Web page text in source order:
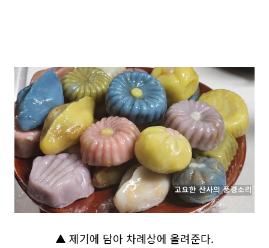
▲ 제기에 담아 차례상에 올려준다.